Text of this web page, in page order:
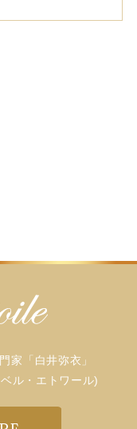
家「白井弥衣」
ル・エトワール)